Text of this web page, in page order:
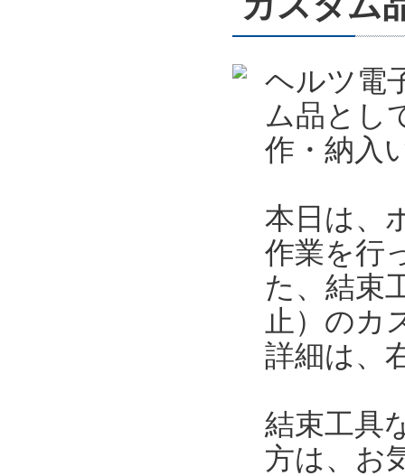
ヘルツ電
ム品とし
作・納入
本日は、
作業を行
た、結束
止）のカ
詳細は、
結束工具
方は、お